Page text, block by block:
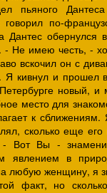
пьяного
по-
Дантес обернулся
Не имею честь, -
вскочил он с
Я кивнул и
новый, и
место для
к сближениям.
сколько еще
- Вот Вы -
явлением в
любую женщину, я
факт, но